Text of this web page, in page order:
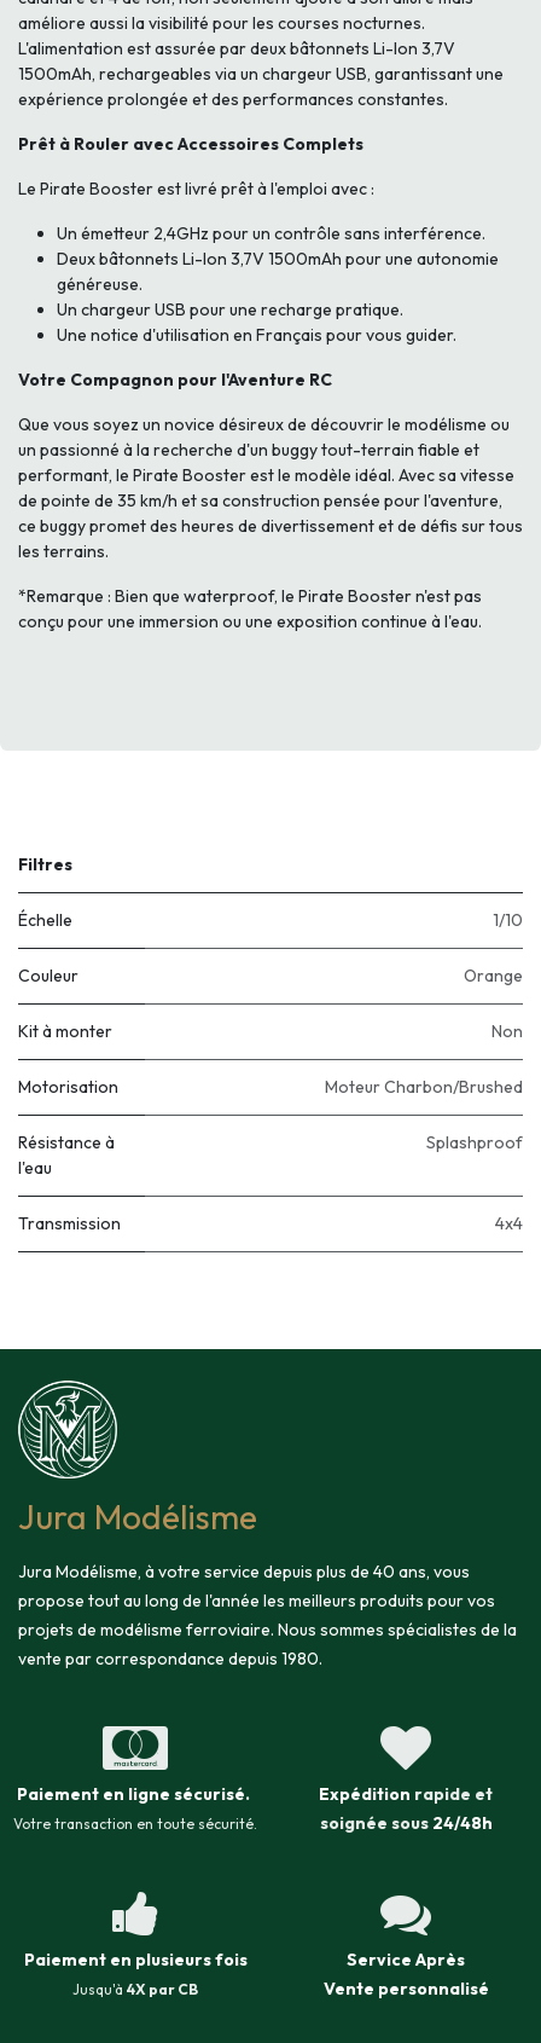
améliore aussi la visibilité pour les courses nocturnes.
L'alimentation est assurée par deux bâtonnets Li-Ion 3,7V
1500mAh, rechargeables via un chargeur USB, garantissant une
expérience prolongée et des performances constantes.
Prêt à Rouler avec Accessoires Complets
Le Pirate Booster est livré prêt à l'emploi avec :
Un émetteur 2,4GHz pour un contrôle sans interférence.
Deux bâtonnets Li-Ion 3,7V 1500mAh pour une autonomie
généreuse.
Un chargeur USB pour une recharge pratique.
Une notice d'utilisation en Français pour vous guider.
Votre Compagnon pour l'Aventure RC
Que vous soyez un novice désireux de découvrir le modélisme ou
un passionné à la recherche d'un buggy tout-terrain fiable et
performant, le Pirate Booster est le modèle idéal. Avec sa vitesse
de pointe de 35 km/h et sa construction pensée pour l'aventure,
ce buggy promet des heures de divertissement et de défis sur tous
les terrains.
*Remarque : Bien que waterproof, le Pirate Booster n'est pas
conçu pour une immersion ou une exposition continue à l'eau.
Filtres
Échelle 1/10
Couleur Orange
Kit à monter Non
Motorisation Moteur Charbon/Brushed
Résistance à
l'eau
Splashproof
Transmission 4x4
Jura Modélisme
Jura Modélisme, à votre service depuis plus de 40 ans, vous
propose tout au long de l'année les meilleurs produits pour vos
projets de modélisme ferroviaire. Nous sommes spécialistes de la
vente par correspondance depuis 1980.
Paiement en ligne sécurisé.
Votre transaction en toute sécurité.
Expédition rapide et
soignée sous 24/48h
Paiement en plusieurs fois
Jusqu'à 4X par CB
Service Après
Vente personnalisé